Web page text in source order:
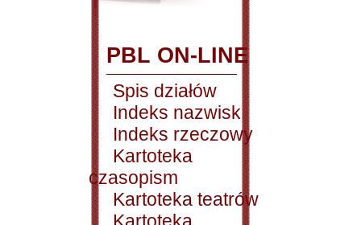
PBL ON-LINE
Spis działów
Indeks nazwisk
Indeks rzeczowy
Kartoteka
czasopism
Kartoteka teatrów